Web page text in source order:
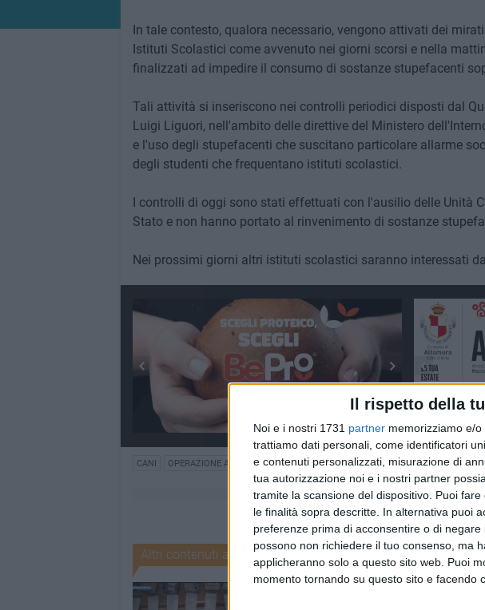
Il rispetto della
Noi e i nostri 1731 partner memorizziamo e/
trattiamo dati personali, come identificatori
e contenuti personalizzati, misurazione di
tua autorizzazione noi e i nostri partner
tramite la scansione del dispositivo. Puoi
le finalità sopra descritte. In alternativa puoi
preferenze prima di acconsentire o di negare
possono non richiedere il tuo consenso, ma
applicheranno solo a questo sito web. Puoi
momento tornando su questo sito e facendo
In tale contesto, qualora necessario, vengono attivati dei
Istituti Scolastici come avvenuto nei giorni scorsi e nella
finalizzati ad impedire il consumo di sostanze stupefacenti
Tali attività si inseriscono nei controlli periodici disposti dal
Luigi Liguori, nell'ambito delle direttive del Ministero
e l'uso degli stupefacenti che suscitano particolare allarme
degli studenti che frequentano istituti scolastici.
I controlli di oggi sono stati effettuati con l'ausilio delle Unità
Stato e non hanno portato al rinvenimento di sostanze
Nei prossimi giorni altri istituti scolastici saranno interessati
CANI OPERAZIONE ANTIDROGA POLIZIA DI STATO SCUOLE
Altri contenuti a tema